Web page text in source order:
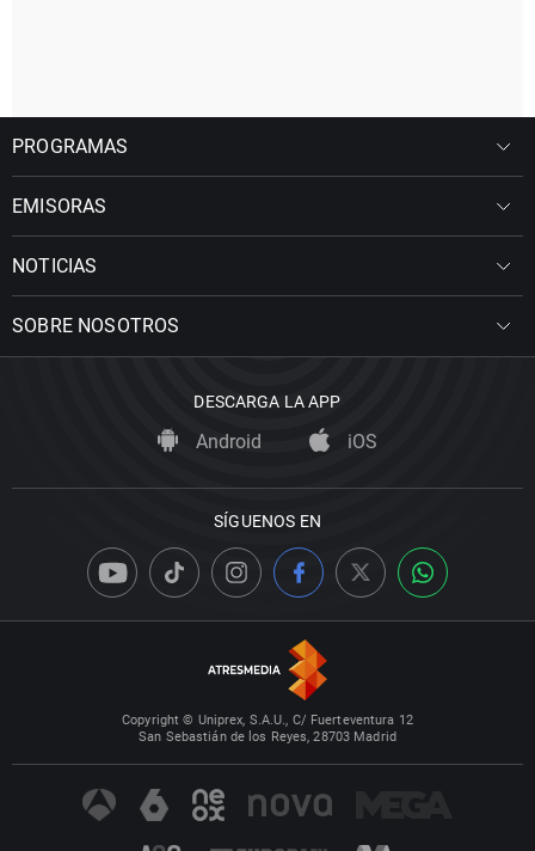
PROGRAMAS
EMISORAS
NOTICIAS
SOBRE NOSOTROS
DESCARGA LA APP
Android iOS
SÍGUENOS EN
Copyright © Uniprex, S.A.U., C/ Fuerteventura 12
San Sebastián de los Reyes, 28703 Madrid